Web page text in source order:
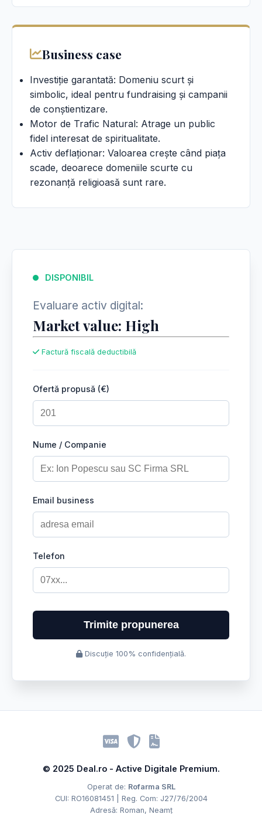
Business case
Investiție garantată: Domeniu scurt și
simbolic, ideal pentru fundraising și campanii
de conștientizare.
Motor de Trafic Natural: Atrage un public
fidel interesat de spiritualitate.
Activ deflaționar: Valoarea crește când piața
scade, deoarece domeniile scurte cu
rezonanță religioasă sunt rare.
DISPONIBIL
Evaluare activ digital:
Market value: High
Factură fiscală deductibilă
Ofertă propusă (€)
Nume / Companie
Email business
Telefon
Trimite propunerea
Discuție 100% confidențială.
© 2025 Deal.ro - Active Digitale Premium.
Operat de: Rofarma SRL
CUI: RO16081451 | Reg. Com: J27/76/2004
Adresă: Roman, Neamț